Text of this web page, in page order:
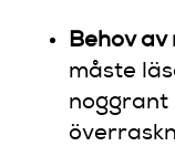
Behov av
måste
noggrant